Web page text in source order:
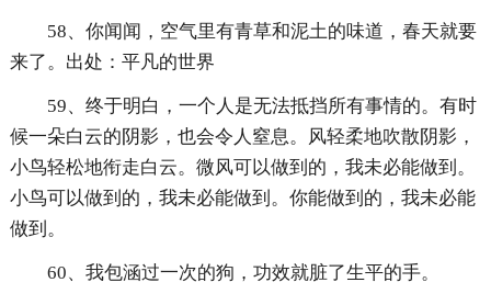
58、你闻闻，空气里有青草和泥土的味道，春天就要
来了。出处：平凡的世界
59、终于明白，一个人是无法抵挡所有事情的。有时
候一朵白云的阴影，也会令人窒息。风轻柔地吹散阴影，
小鸟轻松地衔走白云。微风可以做到的，我未必能做到。
小鸟可以做到的，我未必能做到。你能做到的，我未必能
做到。
60、我包涵过一次的狗，功效就脏了生平的手。